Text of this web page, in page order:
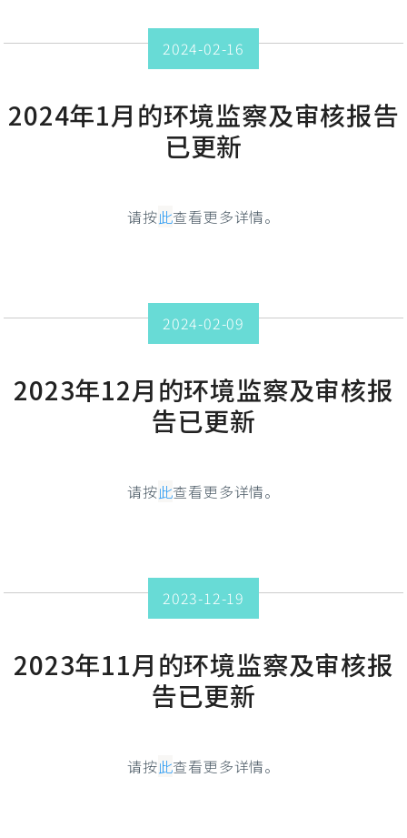
2024-02-16
2024年1月的环境监察及审核报告
已更新
请按此查看更多详情。
2024-02-09
2023年12月的环境监察及审核报
告已更新
请按此查看更多详情。
2023-12-19
2023年11月的环境监察及审核报
告已更新
请按此查看更多详情。